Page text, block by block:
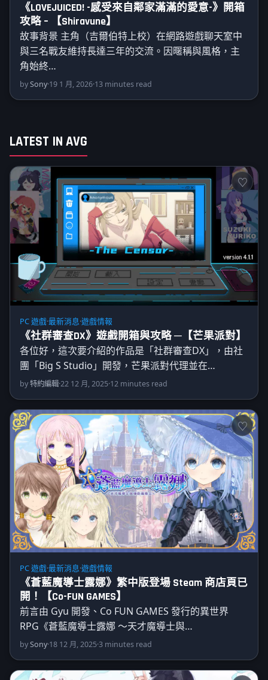
《LOVEJUICED! -感受來自鄰家滿滿的愛意-》開箱
攻略 – 【Shiravune】
故事背景 主角（吉爾伯特上校）在網路遊戲聊天室中
與三名戰友維持長達三年的交流。因暱稱與風格，主
角始終…
bySony·19 1 月, 2026·13 minutes read
LATEST IN AVG
PC 遊戲·最新消息·遊戲情報
《社群審查DX》遊戲開箱與攻略 ─【芒果派對】
各位好，這次要介紹的作品是「社群審查DX」，由社
團「Big S Studio」開發，芒果派對代理並在…
by特約編輯·22 12 月, 2025·12 minutes read
PC 遊戲·最新消息·遊戲情報
《蒼藍魔導士露娜》繁中版登場 Steam 商店頁已
開！【Co-FUN GAMES】
前言由 Gyu 開發、Co FUN GAMES 發行的異世界
RPG《蒼藍魔導士露娜 ～天才魔導士與…
bySony·18 12 月, 2025·3 minutes read